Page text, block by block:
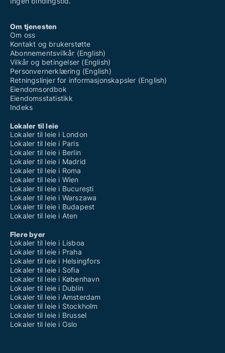
Om tjenesten
Om oss
Kontakt og brukerstøtte
Abonnementsvilkår (English)
Vilkår og betingelser (English)
Personvernerklæring (English)
Retningslinjer for informasjonskapsler (English)
Eiendomsordbok
Eiendomsstatistikk
Indeks
Lokaler til leie
Lokaler til leie i London
Lokaler til leie i Paris
Lokaler til leie i Berlin
Lokaler til leie i Madrid
Lokaler til leie i Roma
Lokaler til leie i Wien
Lokaler til leie i București
Lokaler til leie i Warszawa
Lokaler til leie i Budapest
Lokaler til leie i Aten
Flere byer
Lokaler til leie i Lisboa
Lokaler til leie i Praha
Lokaler til leie i Helsingfors
Lokaler til leie i Sofia
Lokaler til leie i København
Lokaler til leie i Dublin
Lokaler til leie i Amsterdam
Lokaler til leie i Stockholm
Lokaler til leie i Brussel
Lokaler til leie i Oslo